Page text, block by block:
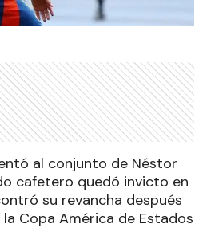
al conjunto de Néstor
cafetero quedó invicto en
su revancha después
Copa América de Estados